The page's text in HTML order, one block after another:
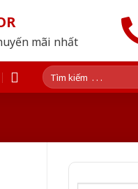
mãi nhất
Tìm
kiếm: